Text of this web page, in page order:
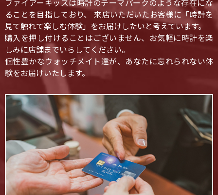
ファイアーキッズは時計のテーマパークのような存在にな
ることを目指しており、 来店いただいたお客様に「時計を
見て触れて楽しむ体験」をお届けしたいと考えています。
購入を押し付けることはございません、お気軽に時計を楽
しみに店舗までいらしてください。
個性豊かなウォッチメイト達が、あなたに忘れられない体
験をお届けいたします。